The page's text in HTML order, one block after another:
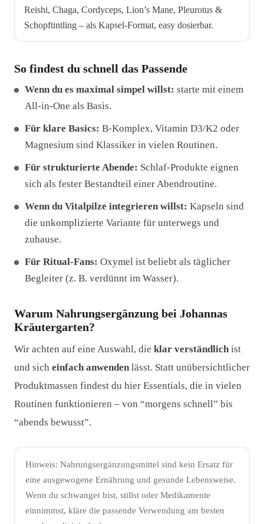
Reishi, Chaga, Cordyceps, Lion’s Mane, Pleurotus &
Schopftintling – als Kapsel-Format, easy dosierbar.
So findest du schnell das Passende
Wenn du es maximal simpel willst: starte mit einem
All-in-One als Basis.
Für klare Basics: B-Komplex, Vitamin D3/K2 oder
Magnesium sind Klassiker in vielen Routinen.
Für strukturierte Abende: Schlaf-Produkte eignen
sich als fester Bestandteil einer Abendroutine.
Wenn du Vitalpilze integrieren willst: Kapseln sind
die unkomplizierte Variante für unterwegs und
zuhause.
Für Ritual-Fans: Oxymel ist beliebt als täglicher
Begleiter (z. B. verdünnt im Wasser).
Warum Nahrungsergänzung bei Johannas
Kräutergarten?
Wir achten auf eine Auswahl, die klar verständlich ist
und sich einfach anwenden lässt. Statt unübersichtlicher
Produktmassen findest du hier Essentials, die in vielen
Routinen funktionieren – von “morgens schnell” bis
“abends bewusst”.
Hinweis: Nahrungsergänzungsmittel sind kein Ersatz für
eine ausgewogene Ernährung und gesunde Lebensweise.
Wenn du schwanger bist, stillst oder Medikamente
einnimmst, kläre die passende Verwendung am besten